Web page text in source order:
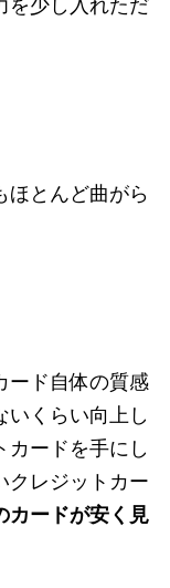
とんど曲がら
ード自体の質感
いくらい向上し
ードを手にし
クレジットカー
カードが安く見